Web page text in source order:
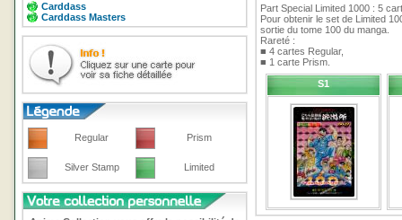
Carddass
Carddass Masters
Regular Prism
Silver Stamp Limited
Part Special Limited 1000 : 5
Pour obtenir le set de Limited
sortie du tome 100 du manga.
Rareté :
■ 4 cartes Regular,
■ 1 carte Prism.
S1